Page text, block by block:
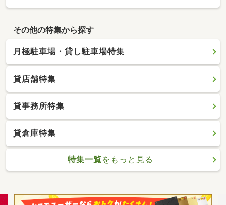
その他の特集から探す
月極駐車場・貸し駐車場特集
貸店舗特集
貸事務所特集
貸倉庫特集
特集一覧をもっと見る